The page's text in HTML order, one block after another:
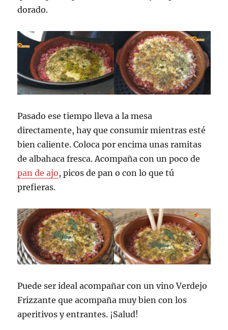
dorado.
Pasado ese tiempo lleva a la mesa
directamente, hay que consumir mientras esté
bien caliente. Coloca por encima unas ramitas
de albahaca fresca. Acompaña con un poco de
pan de ajo, picos de pan o con lo que tú
prefieras.
Puede ser ideal acompañar con un vino Verdejo
Frizzante que acompaña muy bien con los
aperitivos y entrantes. ¡Salud!